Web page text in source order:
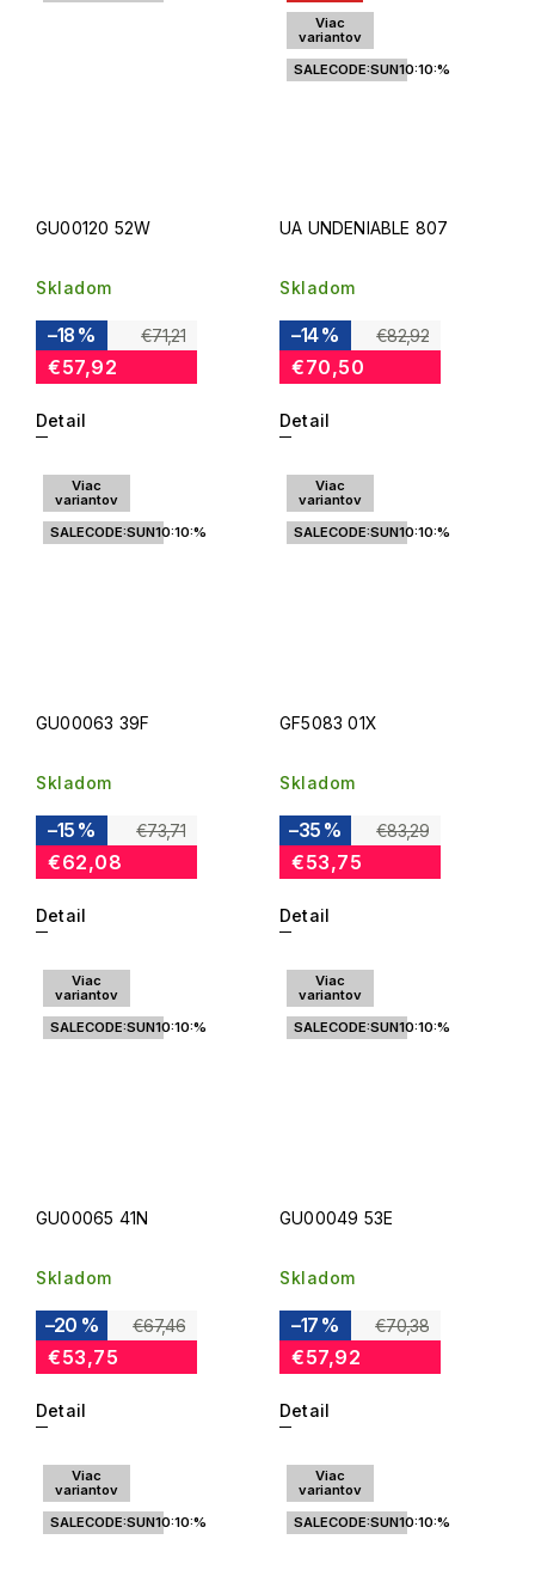
GU00120 52W
Skladom
€71,21
–18 %
€57,92
Detail
Viac
variantov
SALECODE:SUN10:10:%
UA UNDENIABLE 807
Skladom
€82,92
–14 %
€70,50
Detail
Viac
variantov
SALECODE:SUN10:10:%
GU00063 39F
Skladom
€73,71
–15 %
€62,08
Detail
Viac
variantov
SALECODE:SUN10:10:%
GF5083 01X
Skladom
€83,29
–35 %
€53,75
Detail
Viac
variantov
SALECODE:SUN10:10:%
GU00065 41N
Skladom
€67,46
–20 %
€53,75
Detail
Viac
variantov
SALECODE:SUN10:10:%
GU00049 53E
Skladom
€70,38
–17 %
€57,92
Detail
Viac
variantov
SALECODE:SUN10:10:%
Viac
variantov
SALECODE:SUN10:10:%